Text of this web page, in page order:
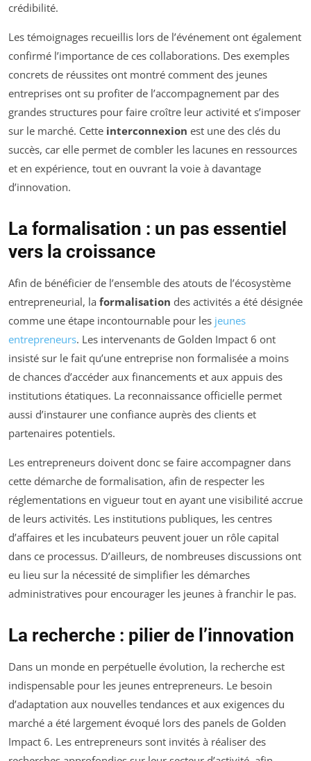
crédibilité.
Les témoignages recueillis lors de l’événement ont également
confirmé l’importance de ces collaborations. Des exemples
concrets de réussites ont montré comment des jeunes
entreprises ont su profiter de l’accompagnement par des
grandes structures pour faire croître leur activité et s’imposer
sur le marché. Cette interconnexion est une des clés du
succès, car elle permet de combler les lacunes en ressources
et en expérience, tout en ouvrant la voie à davantage
d’innovation.
La formalisation : un pas essentiel
vers la croissance
Afin de bénéficier de l’ensemble des atouts de l’écosystème
entrepreneurial, la formalisation des activités a été désignée
comme une étape incontournable pour les jeunes
entrepreneurs. Les intervenants de Golden Impact 6 ont
insisté sur le fait qu’une entreprise non formalisée a moins
de chances d’accéder aux financements et aux appuis des
institutions étatiques. La reconnaissance officielle permet
aussi d’instaurer une confiance auprès des clients et
partenaires potentiels.
Les entrepreneurs doivent donc se faire accompagner dans
cette démarche de formalisation, afin de respecter les
réglementations en vigueur tout en ayant une visibilité accrue
de leurs activités. Les institutions publiques, les centres
d’affaires et les incubateurs peuvent jouer un rôle capital
dans ce processus. D’ailleurs, de nombreuses discussions ont
eu lieu sur la nécessité de simplifier les démarches
administratives pour encourager les jeunes à franchir le pas.
La recherche : pilier de l’innovation
Dans un monde en perpétuelle évolution, la recherche est
indispensable pour les jeunes entrepreneurs. Le besoin
d’adaptation aux nouvelles tendances et aux exigences du
marché a été largement évoqué lors des panels de Golden
Impact 6. Les entrepreneurs sont invités à réaliser des